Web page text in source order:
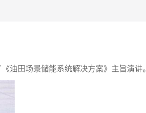
田场景储能系统解决方案》主旨演讲。